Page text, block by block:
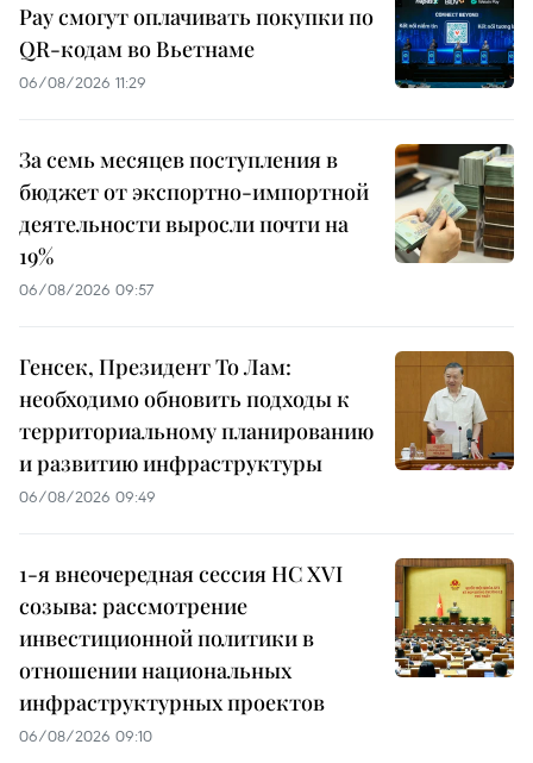
Pay смогут оплачивать покупки по
QR-кодам во Вьетнаме
06/08/2026 11:29
За семь месяцев поступления в
бюджет от экспортно-импортной
деятельности выросли почти на
19%
06/08/2026 09:57
Генсек, Президент То Лам:
необходимо обновить подходы к
территориальному планированию
и развитию инфраструктуры
06/08/2026 09:49
1-я внеочередная сессия НС XVI
созыва: рассмотрение
инвестиционной политики в
отношении национальных
инфраструктурных проектов
06/08/2026 09:10